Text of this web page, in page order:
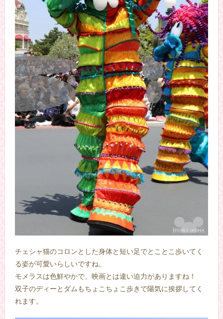
チェシャ猫のコロンとした身体と短い足でとことこ歩いてく
る姿が可愛いらしいですね。
モメラスは色鮮やかで、映画とは違い迫力がありますね！
双子のディーとダムもちょこちょこ歩きで陽気に挨拶してく
れます。